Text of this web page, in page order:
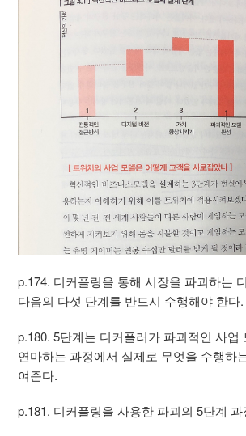
p.174. 디커플링을 통해 시장을 파괴하는
다음의 다섯 단계를 반드시 수행해야 한다.
p.180. 5단계는 디커플러가 파괴적인 사업
연마하는 과정에서 실제로 무엇을 수행하
여준다.
p.181. 디커플링을 사용한 파괴의 5단계 과